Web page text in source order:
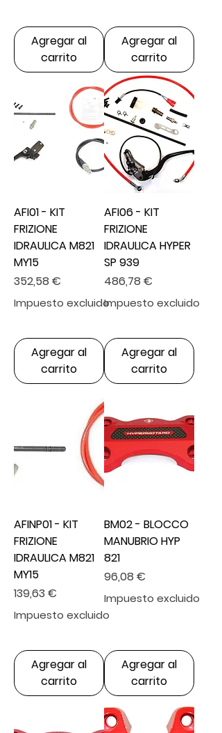
Agregar al
carrito
Agregar al
carrito
AFI01 - KIT
FRIZIONE
IDRAULICA M821
MY15
Precio
352,58 €
Impuesto excluido
Agregar al
carrito
AFI06 - KIT
FRIZIONE
IDRAULICA HYPER
SP 939
Precio
486,78 €
Impuesto excluido
Agregar al
carrito
AFINP01 - KIT
FRIZIONE
IDRAULICA M821
MY15
Precio
139,63 €
Impuesto excluido
Agregar al
carrito
BM02 - BLOCCO
MANUBRIO HYP
821
Precio
96,08 €
Impuesto excluido
Agregar al
carrito